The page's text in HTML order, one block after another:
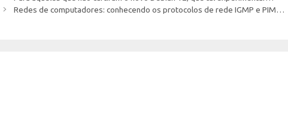
Redes de computadores: conhecendo os protocolos de rede IGMP e PIM…